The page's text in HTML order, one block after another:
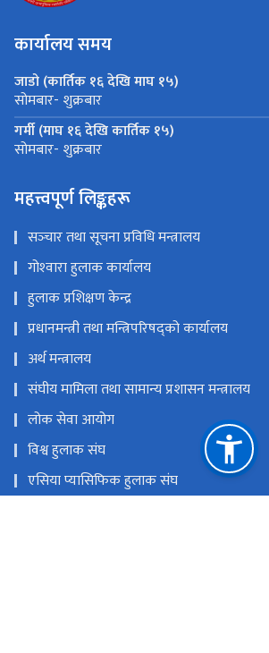
कार्यालय समय
जाडो (कार्तिक १६ देखि माघ १५)
सोमबार- शुक्रबार
गर्मी (माघ १६ देखि कार्तिक १५)
सोमबार- शुक्रबार
महत्त्वपूर्ण लिङ्कहरू
सञ्‍चार तथा सूचना प्रविधि मन्त्रालय
गोश्‍वारा हुलाक कार्यालय
हुलाक प्रशिक्षण केन्द्र
प्रधानमन्त्री तथा मन्त्रिपरिषद्को कार्यालय
अर्थ मन्त्रालय
संघीय मामिला तथा सामान्य प्रशासन मन्त्रालय
लोक सेवा आयोग
विश्व हुलाक संघ
एसिया प्यासिफिक हुलाक संघ